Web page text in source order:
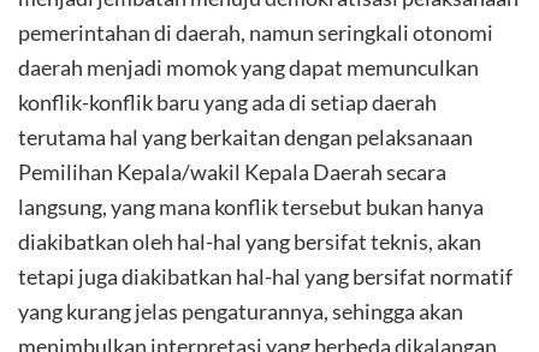
pemerintahan di daerah, namun seringkali otonomi
daerah menjadi momok yang dapat memunculkan
konflik-konflik baru yang ada di setiap daerah
terutama hal yang berkaitan dengan pelaksanaan
Pemilihan Kepala/wakil Kepala Daerah secara
langsung, yang mana konflik tersebut bukan hanya
diakibatkan oleh hal-hal yang bersifat teknis, akan
tetapi juga diakibatkan hal-hal yang bersifat normatif
yang kurang jelas pengaturannya, sehingga akan
menimbulkan interpretasi yang berbeda dikalangan